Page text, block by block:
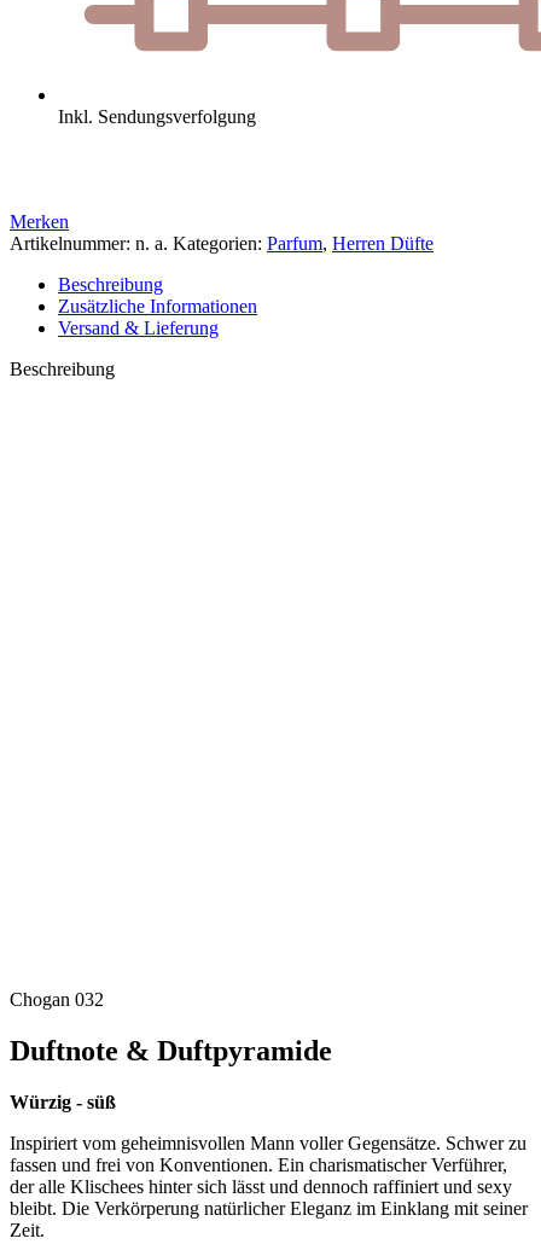
Inkl. Sendungsverfolgung
Merken
Artikelnummer: n. a. Kategorien: Parfum, Herren Düfte
Beschreibung
Zusätzliche Informationen
Versand & Lieferung
Beschreibung
Chogan 032
Duftnote & Duftpyramide
Würzig - süß
Inspiriert vom geheimnisvollen Mann voller Gegensätze. Schwer zu
fassen und frei von Konventionen. Ein charismatischer Verführer,
der alle Klischees hinter sich lässt und dennoch raffiniert und sexy
bleibt. Die Verkörperung natürlicher Eleganz im Einklang mit seiner
Zeit.